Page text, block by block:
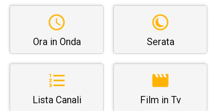
Ora in Onda Serata
Lista Canali Film in Tv